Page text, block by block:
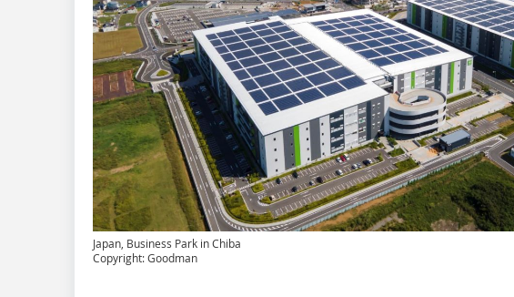
Japan, Business Park in Chiba
Copyright: Goodman